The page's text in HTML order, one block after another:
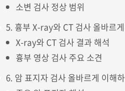
소변 검사 정상 범위
5. 흉부 X-ray와 CT 검사 올바르
X-ray와 CT 검사 결과 해석
흉부 영상 검사 주요 소견
6. 암 표지자 검사 올바르게 이해